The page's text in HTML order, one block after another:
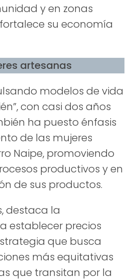
y en zonas
su economía
artesanas
modelos de vida
con casi dos años
ha puesto énfasis
de las mujeres
Naipe, promoviendo
productivos y en
de sus productos.
destaca la
establecer precios
que busca
más equitativas
que transitan por la